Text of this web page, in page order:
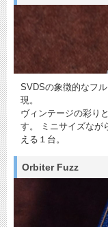
SVDSの象徴的なフ
現。
ヴィンテージの彩り
す。 ミニサイズなが
える１台。
Orbiter Fuzz